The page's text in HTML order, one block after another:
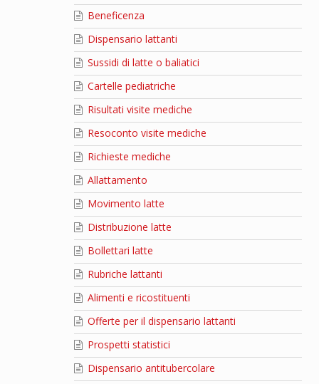
Beneficenza
Dispensario lattanti
Sussidi di latte o baliatici
Cartelle pediatriche
Risultati visite mediche
Resoconto visite mediche
Richieste mediche
Allattamento
Movimento latte
Distribuzione latte
Bollettari latte
Rubriche lattanti
Alimenti e ricostituenti
Offerte per il dispensario lattanti
Prospetti statistici
Dispensario antitubercolare